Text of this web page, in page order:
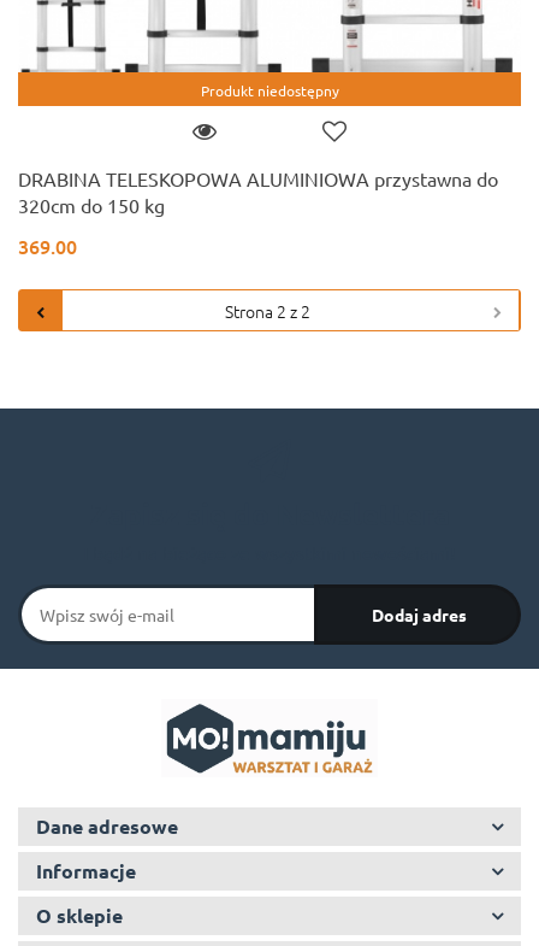
Produkt niedostępny
DRABINA TELESKOPOWA ALUMINIOWA przystawna do
320cm do 150 kg
369.00
Dane adresowe
Informacje
O sklepie